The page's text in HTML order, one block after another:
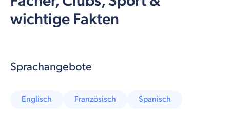
wichtige Fakten
Sprachangebote
Englisch Französisch Spanisch